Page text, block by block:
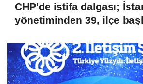
CHP'de istifa dalgası;
yönetiminden 39, ilçe